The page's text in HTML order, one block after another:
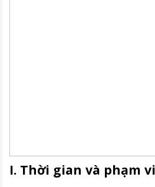
I. Thời gian và phạm